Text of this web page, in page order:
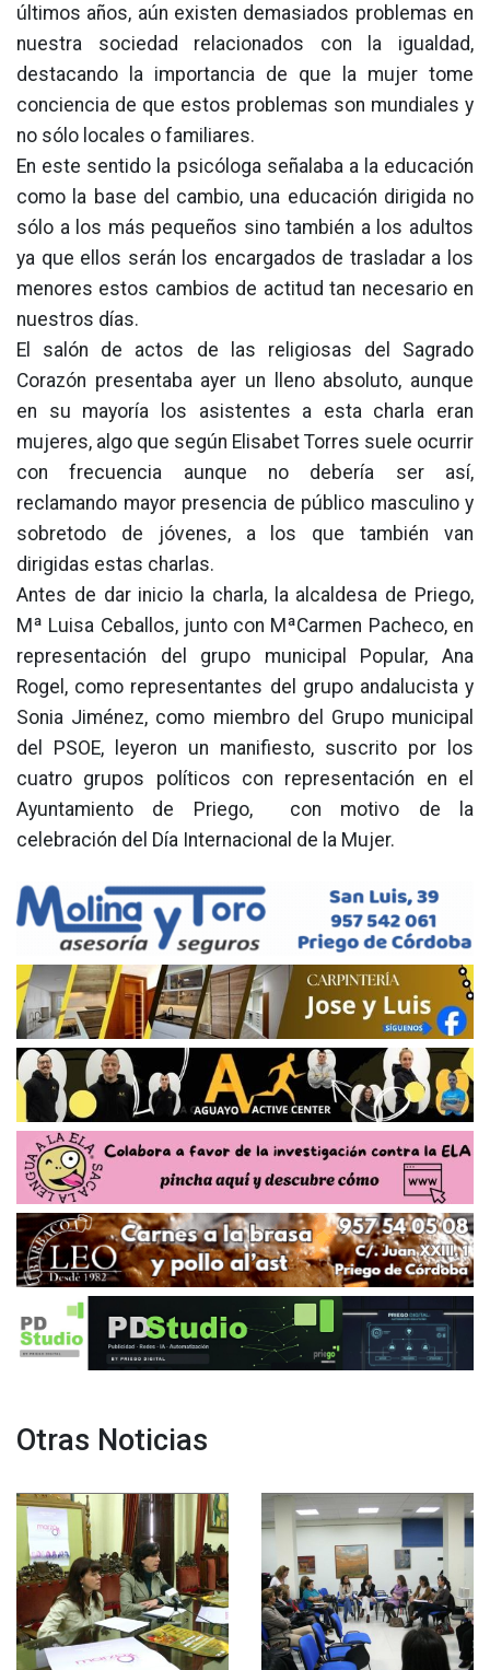
últimos años, aún existen demasiados problemas en
nuestra sociedad relacionados con la igualdad,
destacando la importancia de que la mujer tome
conciencia de que estos problemas son mundiales y
no sólo locales o familiares.
En este sentido la psicóloga señalaba a la educación
como la base del cambio, una educación dirigida no
sólo a los más pequeños sino también a los adultos
ya que ellos serán los encargados de trasladar a los
menores estos cambios de actitud tan necesario en
nuestros días.
El salón de actos de las religiosas del Sagrado
Corazón presentaba ayer un lleno absoluto, aunque
en su mayoría los asistentes a esta charla eran
mujeres, algo que según Elisabet Torres suele ocurrir
con frecuencia aunque no debería ser así,
reclamando mayor presencia de público masculino y
sobretodo de jóvenes, a los que también van
dirigidas estas charlas.
Antes de dar inicio la charla, la alcaldesa de Priego,
Mª Luisa Ceballos, junto con MªCarmen Pacheco, en
representación del grupo municipal Popular, Ana
Rogel, como representantes del grupo andalucista y
Sonia Jiménez, como miembro del Grupo municipal
del PSOE, leyeron un manifiesto, suscrito por los
cuatro grupos políticos con representación en el
Ayuntamiento de Priego, con motivo de la
celebración del Día Internacional de la Mujer.
Otras Noticias